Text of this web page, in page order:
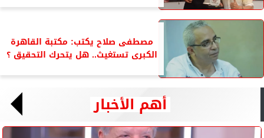
مصطفى صلاح يكتب: مكتبة القاهرة
الكبرى تستغيث.. هل يتحرك التحقيق ؟
أهم الأخبار